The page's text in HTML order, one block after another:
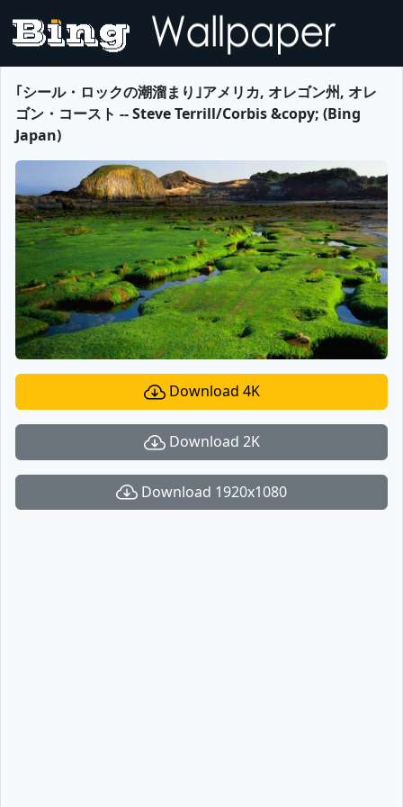
｢シール・ロックの潮溜まり｣アメリカ, オレゴン州, オレ
ゴン・コースト -- Steve Terrill/Corbis &copy; (Bing
Japan)
Download 4K
Download 2K
Download 1920x1080